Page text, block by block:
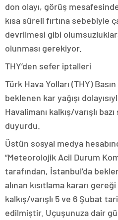
don olayı, görüş
kısa süreli fırtına sebebiyle
devrilmesi gibi
olunması gerekiyor.
THY’den sefer iptalleri
Türk Hava Yolları (THY)
beklenen kar yağışı
Havalimanı kalkış/varışlı
duyurdu.
Üstün sosyal medya
“Meteorolojik Acil Durum
tarafından, İstanbul’da
alınan kısıtlama kararı
kalkış/varışlı 5 ve 6 Şubat
edilmiştir. Uçuşunuza dair